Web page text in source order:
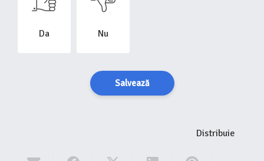
Da Nu
Salvează
Distribuie